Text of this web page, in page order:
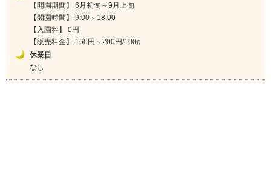
【開園期間】 6月初旬～9月上旬
【開園時間】 9:00～18:00
【入園料】 0円
【販売料金】 160円～200円/100g
休業日
なし